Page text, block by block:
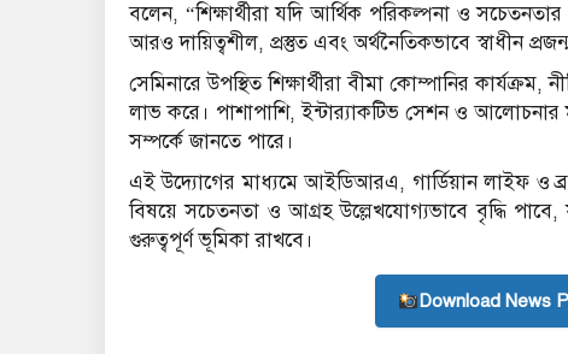
বলেন, “শিক্ষার্থীরা যদি আর্থিক পরিকল্পনা ও
আরও দায়িত্বশীল, প্রস্তুত এবং অর্থনৈতিকভাবে স্বাধীন
সেমিনারে উপস্থিত শিক্ষার্থীরা বীমা কোম্পানির কার্যক্রম,
লাভ করে। পাশাপাশি, ইন্টার‌্যাকটিভ সেশন ও আলোচনার
সম্পর্কে জানতে পারে।
এই উদ্যোগের মাধ্যমে আইডিআরএ, গার্ডিয়ান লাইফ ও
বিষয়ে সচেতনতা ও আগ্রহ উল্লেখযোগ্যভাবে বৃদ্ধি পাবে,
গুরুত্বপূর্ণ ভূমিকা রাখবে।
Download News